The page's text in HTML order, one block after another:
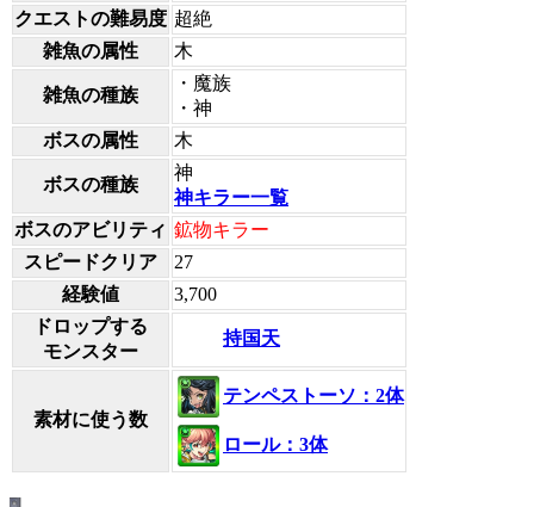
クエストの難易度 超絶
雑魚の属性
木
雑魚の種族
・魔族
・神
ボスの属性
木
ボスの種族
神
神キラー一覧
ボスのアビリティ 鉱物キラー
スピードクリア
27
経験値
3,700
ドロップする
モンスター
持国天
素材に使う数
テンペストーソ：2体
ロール：3体